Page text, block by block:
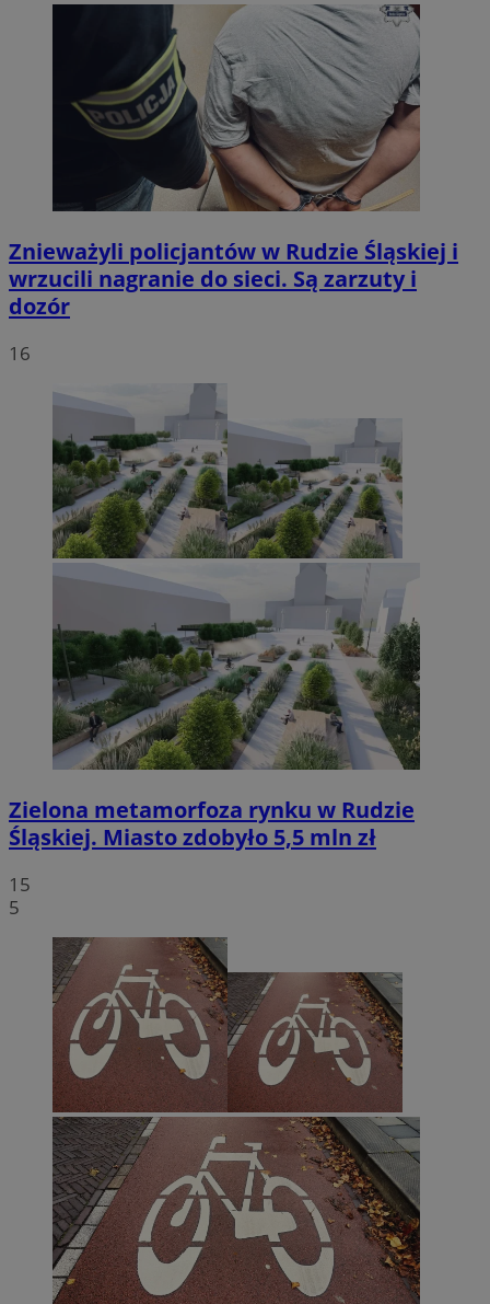
Znieważyli policjantów w Rudzie Śląskiej i
wrzucili nagranie do sieci. Są zarzuty i
dozór
16
Zielona metamorfoza rynku w Rudzie
Śląskiej. Miasto zdobyło 5,5 mln zł
15
5